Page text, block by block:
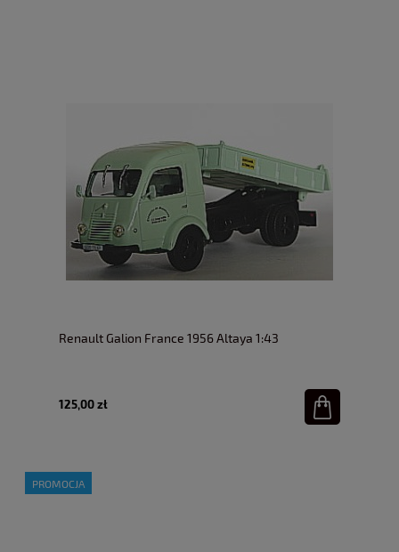
Renault Galion France 1956 Altaya 1:43
125,00 zł
PROMOCJA